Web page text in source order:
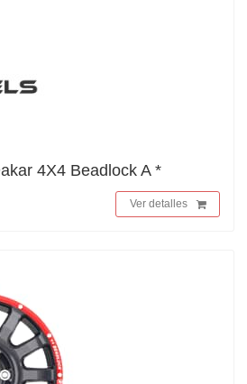
4X4 Beadlock A *
Ver detalles